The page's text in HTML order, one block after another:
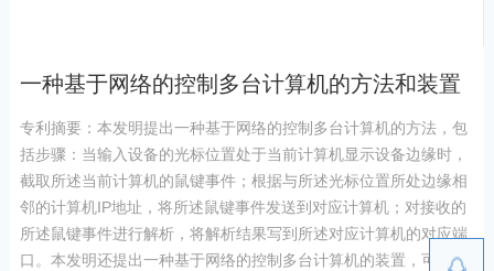
一种基于网络的控制多台计算机的方法和装置
专利摘要：本发明提出一种基于网络的控制多台计算机的方法，包
括步骤：当输入设备的光标位置处于当前计算机显示设备边缘时，
截取所述当前计算机的鼠键事件；根据与所述光标位置所处边缘相
邻的计算机IP地址，将所述鼠键事件发送到对应计算机；对接收的
所述鼠键事件进行解析，将解析结果写到所述对应计算机的对应端
口。本发明还提出一种基于网络的控制多台计算机的装置，可以提